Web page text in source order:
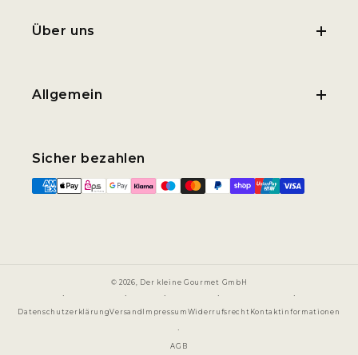
Über uns
Allgemein
Sicher bezahlen
© 2026, Der kleine Gourmet GmbH
DatenschutzerklärungVersand Impressum Widerrufsrecht Kontaktinformationen
AGB